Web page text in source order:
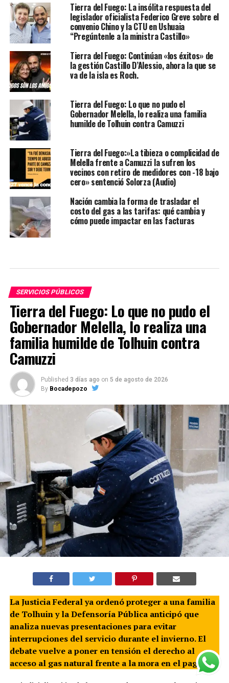
Tierra del Fuego: La insólita respuesta del
legislador oficialista Federico Greve sobre el
convenio Chino y la CTU en Ushuaia
“Pregúntenle a la ministra Castillo»
Tierra del Fuego: Continúan «los éxitos» de
la gestión Castillo D’Alessio, ahora la que se
va de la isla es Roch.
Tierra del Fuego: Lo que no pudo el
Gobernador Melella, lo realiza una familia
humilde de Tolhuin contra Camuzzi
Tierra del Fuego:»La tibieza o complicidad de
Melella frente a Camuzzi la sufren los
vecinos con retiro de medidores con -18 bajo
cero» sentenció Solorza (Audio)
Nación cambia la forma de trasladar el
costo del gas a las tarifas: qué cambia y
cómo puede impactar en las facturas
SERVICIOS PÚBLICOS
Tierra del Fuego: Lo que no pudo el
Gobernador Melella, lo realiza una
familia humilde de Tolhuin contra
Camuzzi
Published 3 días ago on 5 de agosto de 2026
By Bocadepozo
La Justicia Federal ya ordenó proteger a una familia
de Tolhuin y la Defensoría Pública anticipó que
analiza nuevas presentaciones para evitar
interrupciones del servicio durante el invierno. El
debate vuelve a poner en tensión el derecho al
acceso al gas natural frente a la mora en el pago.